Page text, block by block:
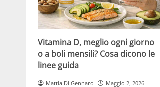
Vitamina D, meglio ogni giorno
o a boli mensili? Cosa dicono le
linee guida
Mattia Di Gennaro Maggio 2, 2026